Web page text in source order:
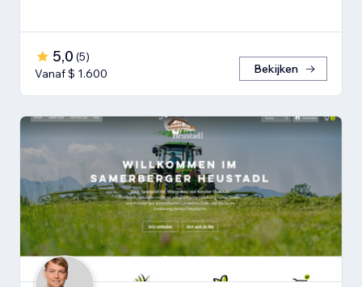
5,0 (5)
Vanaf $ 1.600
Bekijken